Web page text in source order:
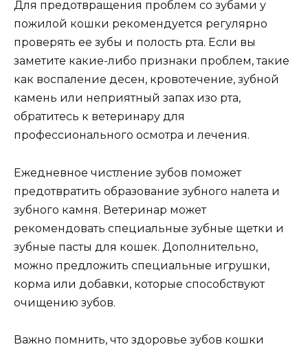
Для предотвращения проблем со зубами у
пожилой кошки рекомендуется регулярно
проверять ее зубы и полость рта. Если вы
заметите какие-либо признаки проблем, такие
как воспаление десен, кровотечение, зубной
камень или неприятный запах изо рта,
обратитесь к ветеринару для
профессионального осмотра и лечения.
Ежедневное чистление зубов поможет
предотвратить образование зубного налета и
зубного камня. Ветеринар может
рекомендовать специальные зубные щетки и
зубные пасты для кошек. Дополнительно,
можно предложить специальные игрушки,
корма или добавки, которые способствуют
очищению зубов.
Важно помнить, что здоровье зубов кошки